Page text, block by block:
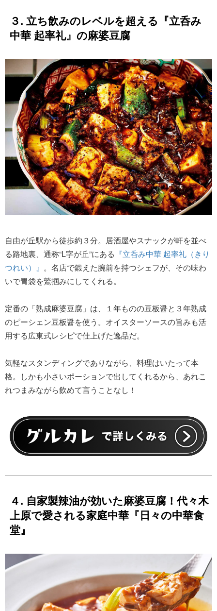
３. 立ち飲みのレベルを超える『立呑み
中華 起率礼』の麻婆豆腐
自由が丘駅から徒歩約３分。居酒屋やスナックが軒を並べ
る路地裏、通称“L字が丘”にある 『立呑み中華 起率礼（きり
つれい）』 。名店で鍛えた腕前を持つシェフが、その味わ
いで胃袋を鷲掴みにしてくれる。
定番の「熟成麻婆豆腐」は、１年ものの豆板醤と３年熟成
のピーシェン豆板醤を使う。オイスターソースの旨みも活
用する広東式レシピで仕上げた逸品だ。
気軽なスタンディングでありながら、料理はいたって本
格。しかも小さいポーションで出してくれるから、あれこ
れつまみながら飲めて言うことなし！
４. 自家製辣油が効いた麻婆豆腐！代々木
上原で愛される家庭中華『日々の中華食
堂』